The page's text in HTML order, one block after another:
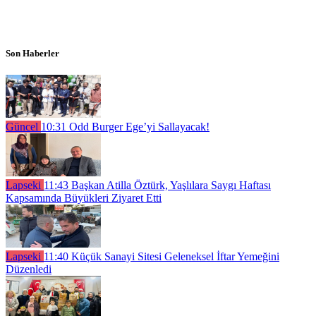
Son Haberler
Güncel 10:31 Odd Burger Ege’yi Sallayacak!
Lapseki 11:43 Başkan Atilla Öztürk, Yaşlılara Saygı Haftası
Kapsamında Büyükleri Ziyaret Etti
Lapseki 11:40 Küçük Sanayi Sitesi Geleneksel İftar Yemeğini
Düzenledi